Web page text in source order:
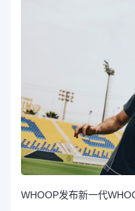
WHOOP发布新一代